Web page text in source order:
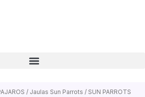
/ Jaulas Sun Parrots / SUN PARROTS